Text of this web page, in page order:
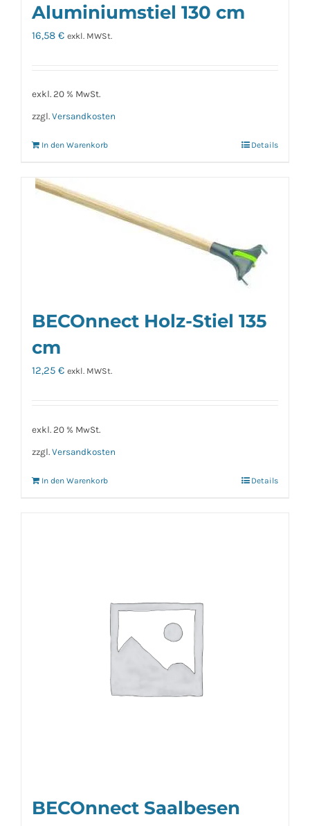
Aluminiumstiel 130 cm
16,58 € exkl. MWSt.
exkl. 20 % MwSt.
zzgl. Versandkosten
In den Warenkorb Details
BECOnnect Holz-Stiel 135
cm
12,25 € exkl. MWSt.
exkl. 20 % MwSt.
zzgl. Versandkosten
In den Warenkorb Details
BECOnnect Saalbesen